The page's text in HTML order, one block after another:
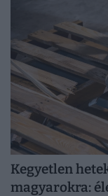
Kegyetlen
magyarokra: